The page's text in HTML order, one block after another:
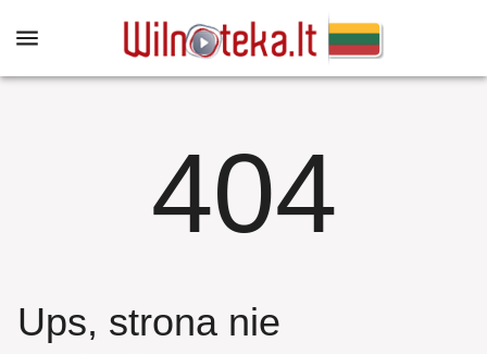
404
Ups, strona nie